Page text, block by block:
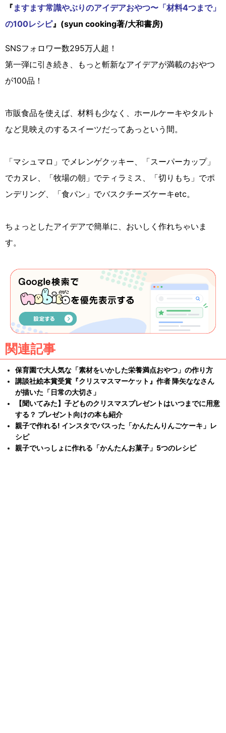
『 ますます常識やぶりのアイデアおやつ〜「材料4つまで」
の100レシピ』(syun cooking著/大和書房)
SNSフォロワー数295万人超！
第一弾に引き続き、もっと斬新なアイデアが満載のおやつ
が100品！
市販食品を使えば、材料も少なく、ホールケーキやタルト
など見映えのするスイーツだってあっという間。
「マシュマロ」でメレンゲクッキー、「スーパーカップ」
でカヌレ、「牧場の朝」でティラミス、「切りもち」でポ
ンデリング、「食パン」でバスクチーズケーキetc。
ちょっとしたアイデアで簡単に、おいしく作れちゃいま
す。
関連記事
保育園で大人気な「素材をいかした栄養満点おやつ」の作り方
講談社絵本賞受賞『クリスマスマーケット』作者 降矢ななさん
が描いた「日常の大切さ」
【聞いてみた】子どものクリスマスプレゼントはいつまでに用意
する？ プレゼント向けの本も紹介
親子で作れる! インスタでバスった「かんたんりんごケーキ」レ
シピ
親子でいっしょに作れる「かんたんお菓子」5つのレシピ